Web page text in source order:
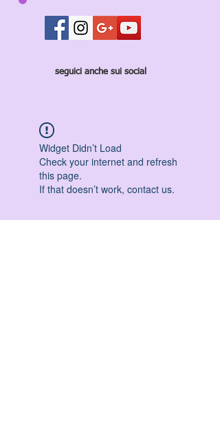
seguici anche sui social
Widget Didn’t Load
Check your internet and refresh
this page.
If that doesn’t work, contact us.